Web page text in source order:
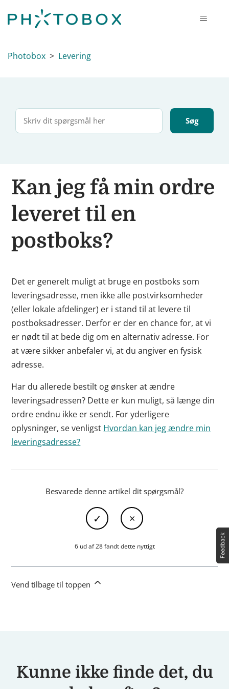
Photobox Levering
Kan jeg få min ordre
leveret til en
postboks?
Det er generelt muligt at bruge en postboks som
leveringsadresse, men ikke alle postvirksomheder
(eller lokale afdelinger) er i stand til at levere til
postboksadresser. Derfor er der en chance for, at vi
er nødt til at bede dig om en alternativ adresse. For
at være sikker anbefaler vi, at du angiver en fysisk
adresse.
Har du allerede bestilt og ønsker at ændre
leveringsadressen? Dette er kun muligt, så længe din
ordre endnu ikke er sendt. For yderligere
oplysninger, se venligst Hvordan kan jeg ændre min
leveringsadresse?
Besvarede denne artikel dit spørgsmål?
6 ud af 28 fandt dette nyttigt
Vend tilbage til toppen
Kunne ikke finde det, du